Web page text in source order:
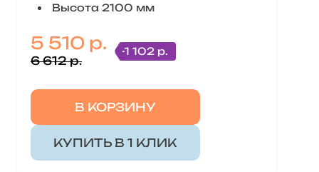
Высота 2100 мм
5 510 р.
6 612 р.
-1 102 р.
В КОРЗИНУ
КУПИТЬ В 1 КЛИК